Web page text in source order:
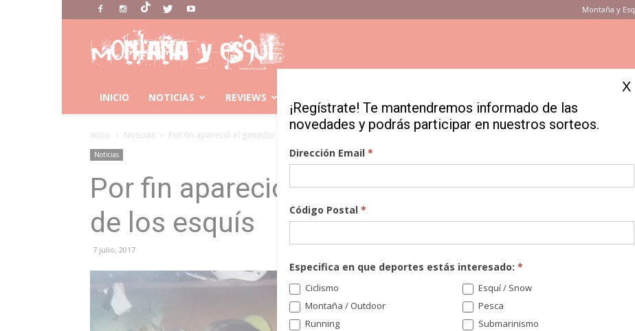
Montaña y
Y
Esqui
INICIO NOTICIAS REVIEWS
Inicio Noticias Por fin apareció el ganador del sorteo de los esquís
Noticias
Por fin apareció el ganador del sorteo
de los esquís
7 julio, 2017
¡Regístrate! Te mantendremos informado de las
novedades y podrás participar en nuestros sorteos.
Dirección Email*
Código Postal*
Especifica en que deportes estás interesado:*
Ciclismo
Esquí / Snow
Montaña / Outdoor
Pesca
Running
Submarinismo
X